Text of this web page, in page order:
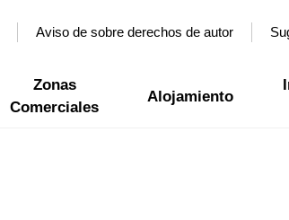
Aviso de sobre derechos de autor
Zonas
Comerciales
Alojamiento